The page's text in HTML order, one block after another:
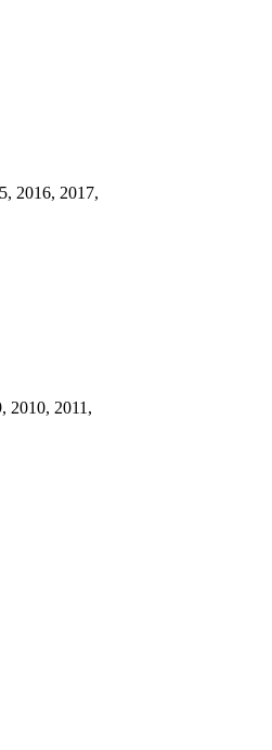
2016, 2017,
2010, 2011,